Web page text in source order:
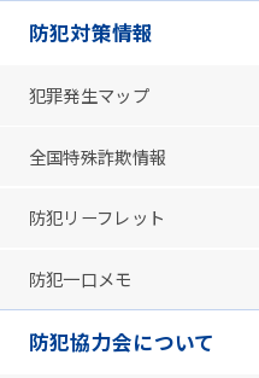
防犯対策情報
犯罪発生マップ
全国特殊詐欺情報
防犯リーフレット
防犯一口メモ
防犯協力会について